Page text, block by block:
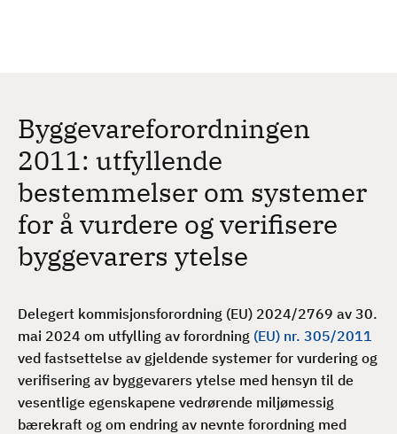
Byggevareforordningen
2011: utfyllende
bestemmelser om systemer
for å vurdere og verifisere
byggevarers ytelse
Delegert kommisjonsforordning (EU) 2024/2769 av 30.
mai 2024 om utfylling av forordning (EU) nr. 305/2011
ved fastsettelse av gjeldende systemer for vurdering og
verifisering av byggevarers ytelse med hensyn til de
vesentlige egenskapene vedrørende miljømessig
bærekraft og om endring av nevnte forordning med